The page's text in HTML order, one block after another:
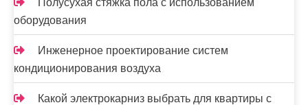
и
с
я
м
Полусухая стяжка пола с использованием
оборудования
Инженерное проектирование систем
кондиционирования воздуха
Какой электрокарниз выбрать для квартиры с